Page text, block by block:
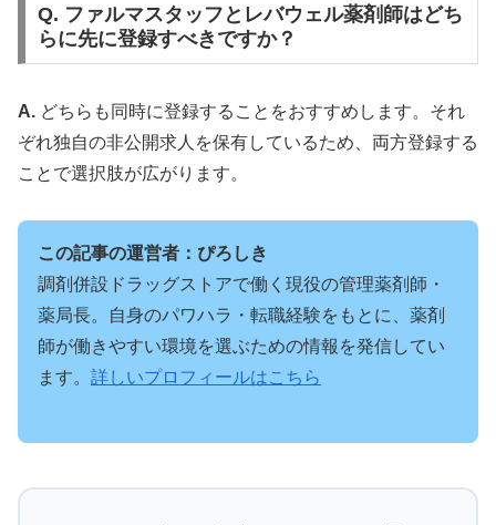
Q. ファルマスタッフとレバウェル薬剤師はどち
らに先に登録すべきですか？
A. どちらも同時に登録することをおすすめします。それ
ぞれ独自の非公開求人を保有しているため、両方登録する
ことで選択肢が広がります。
この記事の運営者：ぴろしき
調剤併設ドラッグストアで働く現役の管理薬剤師・
薬局長。自身のパワハラ・転職経験をもとに、薬剤
師が働きやすい環境を選ぶための情報を発信してい
ます。 詳しいプロフィールはこちら